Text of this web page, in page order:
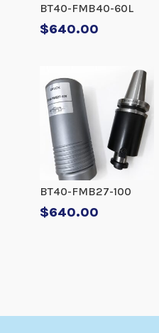
BT40-FMB40-60L
$640.00
BT40-FMB27-100
$640.00